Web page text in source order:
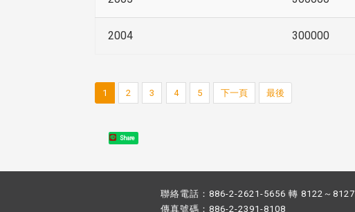
2004 300000
1 2 3 4 5 下一頁 最後
Share
聯絡電話：886-2-2621-5656 轉 8122～8127
傳真號碼：886-2-2391-8108